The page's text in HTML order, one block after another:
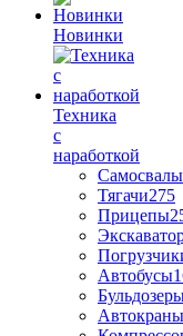
Новинки
Техника
с
наработкой
Самосвалы
Тягачи275
Прицепы
Автобусы
Автокраны